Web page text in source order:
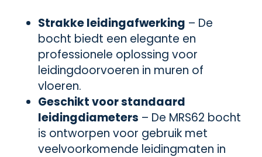
Strakke leidingafwerking – De
bocht biedt een elegante en
professionele oplossing voor
leidingdoorvoeren in muren of
vloeren.
Geschikt voor standaard
leidingdiameters – De MRS62 bocht
is ontworpen voor gebruik met
veelvoorkomende leidingmaten in